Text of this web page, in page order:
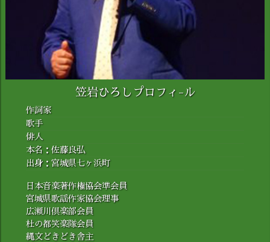
笠岩ひろしプロフィ-ル
作詞家
歌手
俳人
本名：佐藤良弘
出身：宮城県七ヶ浜町
日本音楽著作権協会準会員
宮城県歌謡作家協会理事
広瀬川倶楽部会員
杜の都笑楽隊会員
縄文どきどき舎主